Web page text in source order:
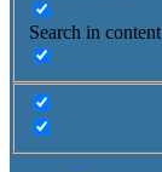
Search in content